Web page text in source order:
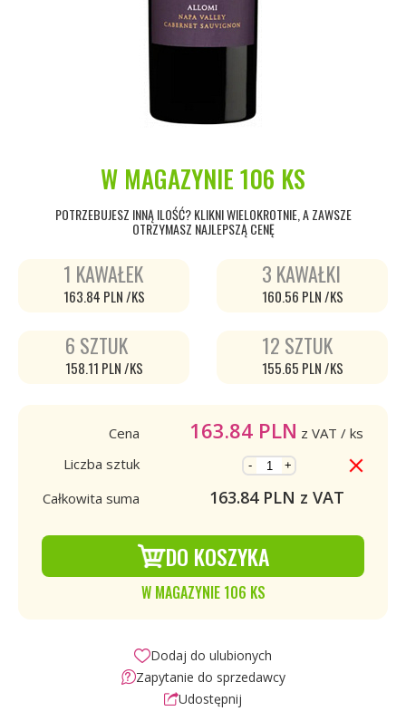
W MAGAZYNIE 106 KS
POTRZEBUJESZ INNĄ ILOŚĆ? KLIKNI WIELOKROTNIE, A ZAWSZE
OTRZYMASZ NAJLEPSZĄ CENĘ
1 KAWAŁEK
163.84 PLN /KS
3 KAWAŁKI
160.56 PLN /KS
6 SZTUK
158.11 PLN /KS
12 SZTUK
155.65 PLN /KS
Cena 163.84 PLN z VAT / ks
Liczba sztuk
- +
Całkowita suma 163.84PLN z VAT
DO KOSZYKA
W MAGAZYNIE 106 KS
Dodaj do ulubionych
Zapytanie do sprzedawcy
Udostępnij